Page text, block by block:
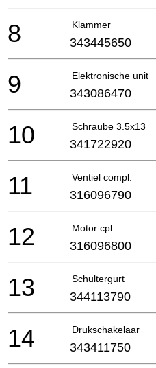
Klammer
8 343445650
Elektronische unit
9 343086470
Schraube 3.5x13
10 341722920
Ventiel compl.
11 316096790
Motor cpl.
12 316096800
Schultergurt
13 344113790
Drukschakelaar
14 343411750